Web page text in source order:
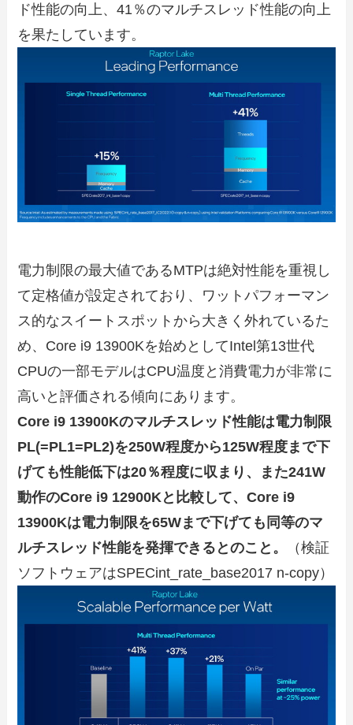
ド性能の向上、41％のマルチスレッド性能の向上
を果たしています。
電力制限の最大値であるMTPは絶対性能を重視し
て定格値が設定されており、ワットパフォーマン
ス的なスイートスポットから大きく外れているた
め、Core i9 13900Kを始めとしてIntel第13世代
CPUの一部モデルはCPU温度と消費電力が非常に
高いと評価される傾向にあります。
Core i9 13900Kのマルチスレッド性能は電力制限
PL(=PL1=PL2)を250W程度から125W程度まで下
げても性能低下は20％程度に収まり、また241W
動作のCore i9 12900Kと比較して、Core i9
13900Kは電力制限を65Wまで下げても同等のマ
ルチスレッド性能を発揮できるとのこと。
（検証
ソフトウェアはSPECint_rate_base2017 n-copy）